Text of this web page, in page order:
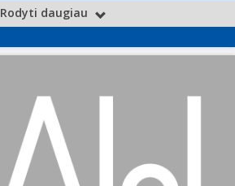
Rodyti daugiau